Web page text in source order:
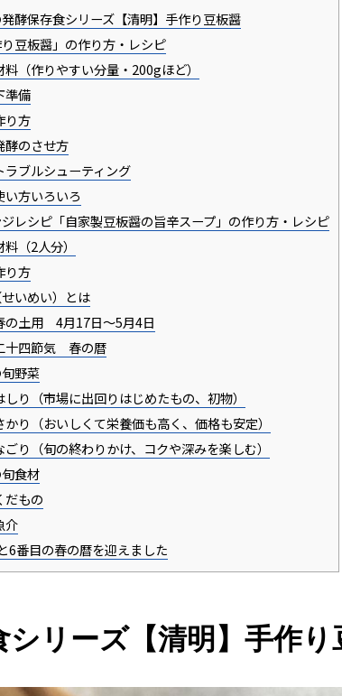
版
も
あ
り
ま
す。
酵保存食シリーズ【清明】手作り豆板醤
り豆板醤」の作り方・レシピ
料（作りやすい分量・200gほど）
準備
り方
酵のさせ方
ラブルシューティング
い方いろいろ
レシピ「自家製豆板醤の旨辛スープ」の作り方・レシピ
料（2人分）
り方
いめい）とは
の土用 4月17日～5月4日
十四節気 春の暦
野菜
しり（市場に出回りはじめたもの、初物）
かり（おいしくて栄養価も高く、価格も安定）
ごり（旬の終わりかけ、コクや深みを楽しむ）
食材
だもの
介
6番目の春の暦を迎えました
リーズ【清明】手作り